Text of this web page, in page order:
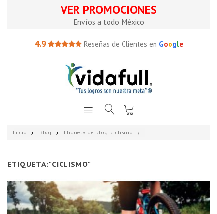
VER PROMOCIONES
Envíos a todo México
4.9 Reseñas de Clientes en Google
Inicio Blog Etiqueta de blog: ciclismo
ETIQUETA:"CICLISMO"